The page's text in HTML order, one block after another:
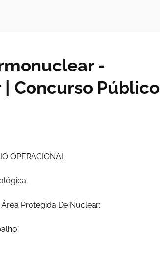
-
Concurso Público
OPERACIONAL:
Protegida De Nuclear;